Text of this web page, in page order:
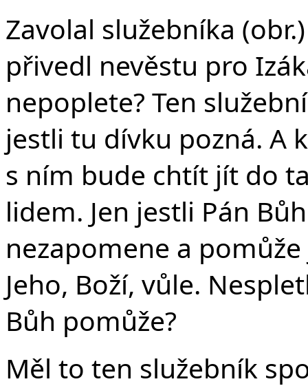
Zavolal služebníka
přivedl nevěstu pro
nepoplete? Ten
jestli tu dívku pozná. A
s ním bude chtít jít do
lidem. Jen jestli Pán
nezapomene a
Jeho, Boží, vůle.
Bůh pomůže?
Měl to ten služebník